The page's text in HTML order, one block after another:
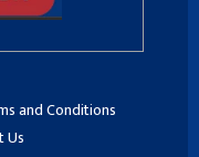
and Conditions
Us